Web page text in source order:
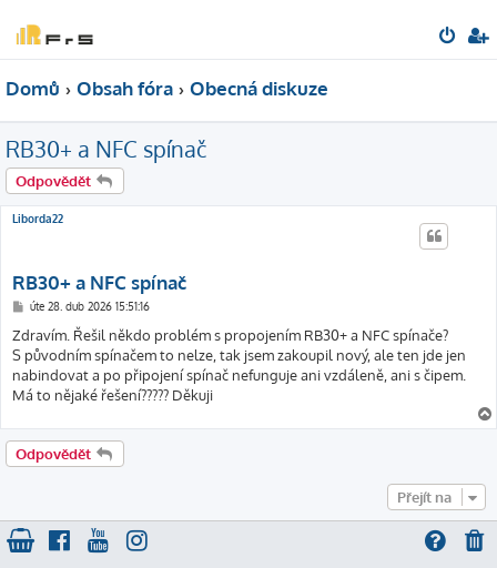
Domů Obsah fóra Obecná diskuze
RB30+ a NFC spínač
Odpovědět
Liborda22
RB30+ a NFC spínač
P
í
s
p
ě
v
e
úte 28. dub 2026 15:51:16
Zdravím. Řešil někdo problém s propojením RB30+ a NFC spínače?
S původním spínačem to nelze, tak jsem zakoupil nový, ale ten jde jen
nabindovat a po připojení spínač nefunguje ani vzdáleně, ani s čipem.
Má to nějaké řešení????? Děkuji
Odpovědět
Přejít na